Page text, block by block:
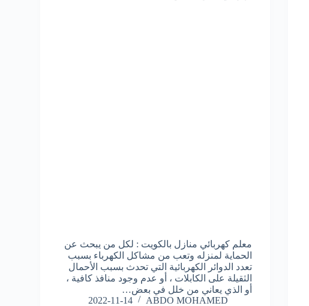
معلم كهربائي منازل بالكويت : لكل من يبحث عن
الحماية لمنزله وتعب من مشاكل الكهرباء بسبب
تعدد الدوائر الكهربائية التي تحدث بسبب الأحمال
الثقيلة على الكابلات ، أو عدم وجود منافذ كافية ،
أو الذي يعاني من خلل في بعض…
ABDO MOHAMED
2022-11-14